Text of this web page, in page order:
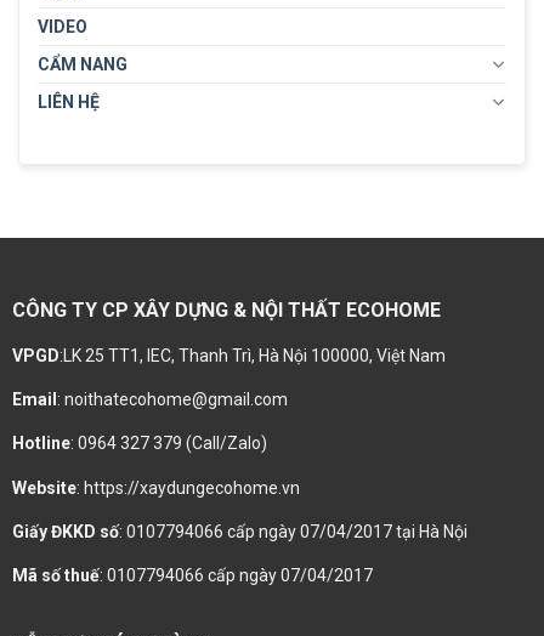
VIDEO
CẨM NANG
LIÊN HỆ
CÔNG TY CP XÂY DỰNG & NỘI THẤT ECOHOME
VPGD:LK 25 TT1, IEC, Thanh Trì, Hà Nội 100000, Việt Nam
Email : noithatecohome@gmail.com
Hotline: 0964 327 379 (Call/Zalo)
Website: https://xaydungecohome.vn
Giấy ĐKKD số: 0107794066 cấp ngày 07/04/2017 tại Hà Nội
Mã số thuế: 0107794066 cấp ngày 07/04/2017